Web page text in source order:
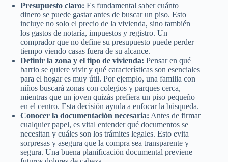
Presupuesto claro: Es fundamental saber cuánto
dinero se puede gastar antes de buscar un piso. Esto
incluye no solo el precio de la vivienda, sino también
los gastos de notaría, impuestos y registro. Un
comprador que no define su presupuesto puede perder
tiempo viendo casas fuera de su alcance.
Definir la zona y el tipo de vivienda: Pensar en qué
barrio se quiere vivir y qué características son esenciales
para el hogar es muy útil. Por ejemplo, una familia con
niños buscará zonas con colegios y parques cerca,
mientras que un joven quizás prefiera un piso pequeño
en el centro. Esta decisión ayuda a enfocar la búsqueda.
Conocer la documentación necesaria: Antes de firmar
cualquier papel, es vital entender qué documentos se
necesitan y cuáles son los trámites legales. Esto evita
sorpresas y asegura que la compra sea transparente y
segura. Una buena planificación documental previene